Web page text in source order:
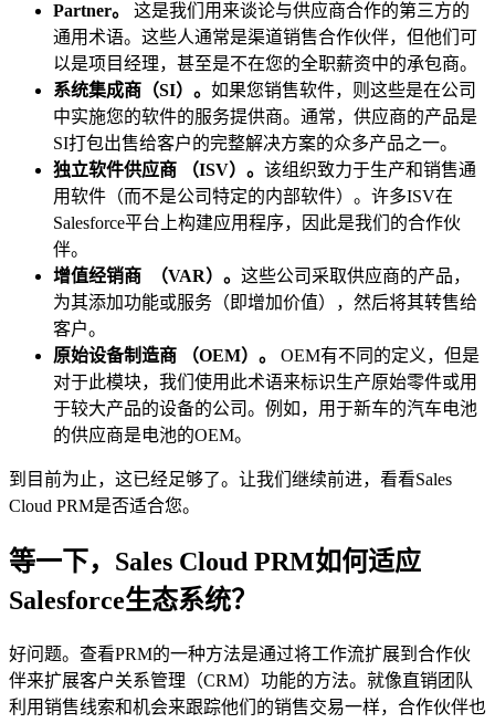
Partner。 这是我们用来谈论与供应商合作的第三方的
通用术语。这些人通常是渠道销售合作伙伴，但他们可
以是项目经理，甚至是不在您的全职薪资中的承包商。
系统集成商（SI）。 如果您销售软件，则这些是在公司
中实施您的软件的服务提供商。通常，供应商的产品是
SI打包出售给客户的完整解决方案的众多产品之一。
独立软件供应商 （ISV）。 该组织致力于生产和销售通
用软件（而不是公司特定的内部软件）。许多ISV在
Salesforce平台上构建应用程序，因此是我们的合作伙
伴。
增值经销商 （VAR）。 这些公司采取供应商的产品，
为其添加功能或服务（即增加价值），然后将其转售给
客户。
原始设备制造商 （OEM）。 OEM有不同的定义，但是
对于此模块，我们使用此术语来标识生产原始零件或用
于较大产品的设备的公司。例如，用于新车的汽车电池
的供应商是电池的OEM。
到目前为止，这已经足够了。让我们继续前进，看看Sales
Cloud PRM是否适合您。
等一下，Sales Cloud PRM如何适应
Salesforce生态系统？
好问题。查看PRM的一种方法是通过将工作流扩展到合作伙
伴来扩展客户关系管理（CRM）功能的方法。就像直销团队
利用销售线索和机会来跟踪他们的销售交易一样，合作伙伴也